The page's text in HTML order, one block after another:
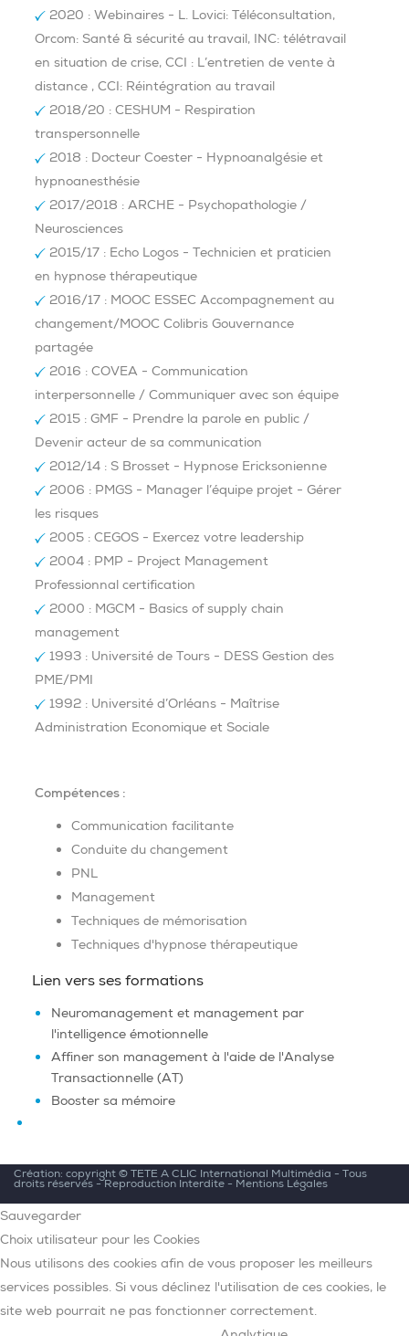
2020 : Webinaires - L. Lovici: Téléconsultation,
Orcom: Santé & sécurité au travail, INC: télétravail
en situation de crise, CCI : L’entretien de vente à
distance , CCI: Réintégration au travail
2018/20 : CESHUM - Respiration
transpersonnelle
2018 : Docteur Coester - Hypnoanalgésie et
hypnoanesthésie
2017/2018 : ARCHE - Psychopathologie /
Neurosciences
2015/17 : Echo Logos - Technicien et praticien
en hypnose thérapeutique
2016/17 : MOOC ESSEC Accompagnement au
changement/MOOC Colibris Gouvernance
partagée
2016 : COVEA - Communication
interpersonnelle / Communiquer avec son équipe
2015 : GMF - Prendre la parole en public /
Devenir acteur de sa communication
2012/14 : S Brosset - Hypnose Ericksonienne
2006 : PMGS - Manager l’équipe projet - Gérer
les risques
2005 : CEGOS - Exercez votre leadership
2004 : PMP - Project Management
Professionnal certification
2000 : MGCM - Basics of supply chain
management
1993 : Université de Tours - DESS Gestion des
PME/PMI
1992 : Université d’Orléans - Maîtrise
Administration Economique et Sociale
Compétences :
Communication facilitante
Conduite du changement
PNL
Management
Techniques de mémorisation
Techniques d'hypnose thérapeutique
Lien vers ses formations
Neuromanagement et management par
l'intelligence émotionnelle
Affiner son management à l'aide de l'Analyse
Transactionnelle (AT)
Booster sa mémoire
Création: copyright ©TETE A CLIC International Multimédia - Tous
droits réservés - Reproduction Interdite - Mentions Légales
Sauvegarder
Choix utilisateur pour les Cookies
Nous utilisons des cookies afin de vous proposer les meilleurs
services possibles. Si vous déclinez l'utilisation de ces cookies, le
site web pourrait ne pas fonctionner correctement.